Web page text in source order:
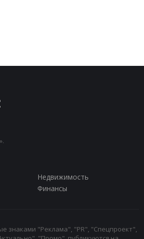
Недвижимость
Финансы
знаками "Реклама", "PR", "Спецпроект",